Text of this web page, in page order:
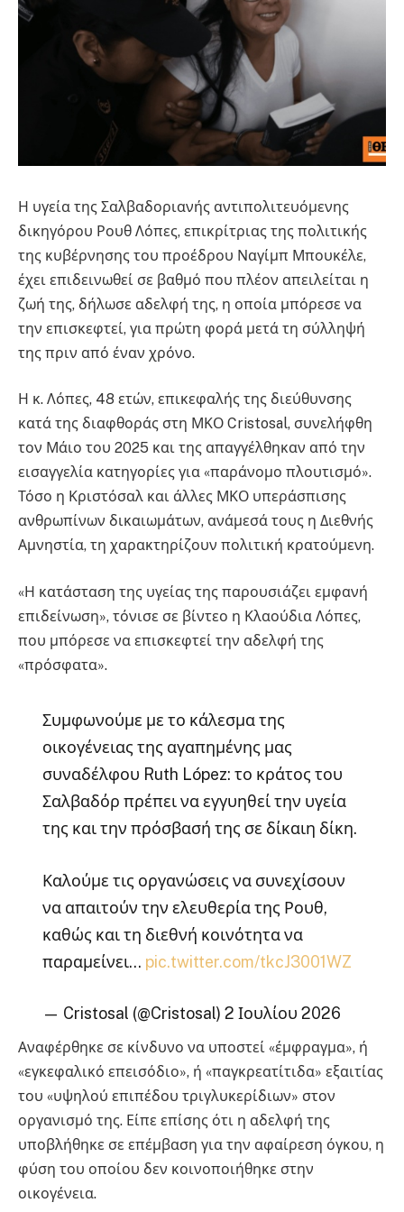
Η υγεία της Σαλβαδοριανής αντιπολιτευόμενης
δικηγόρου Ρουθ Λόπες, επικρίτριας της πολιτικής
της κυβέρνησης του προέδρου Ναγίμπ Μπουκέλε,
έχει επιδεινωθεί σε βαθμό που πλέον απειλείται η
ζωή της, δήλωσε αδελφή της, η οποία μπόρεσε να
την επισκεφτεί, για πρώτη φορά μετά τη σύλληψή
της πριν από έναν χρόνο.
Η κ. Λόπες, 48 ετών, επικεφαλής της διεύθυνσης
κατά της διαφθοράς στη ΜΚΟ Cristosal, συνελήφθη
τον Μάιο του 2025 και της απαγγέλθηκαν από την
εισαγγελία κατηγορίες για «παράνομο πλουτισμό».
Τόσο η Κριστόσαλ και άλλες ΜΚΟ υπεράσπισης
ανθρωπίνων δικαιωμάτων, ανάμεσά τους η Διεθνής
Αμνηστία, τη χαρακτηρίζουν πολιτική κρατούμενη.
«Η κατάσταση της υγείας της παρουσιάζει εμφανή
επιδείνωση», τόνισε σε βίντεο η Κλαούδια Λόπες,
που μπόρεσε να επισκεφτεί την αδελφή της
«πρόσφατα».
Συμφωνούμε με το κάλεσμα της
οικογένειας της αγαπημένης μας
συναδέλφου Ruth López: το κράτος του
Σαλβαδόρ πρέπει να εγγυηθεί την υγεία
της και την πρόσβασή της σε δίκαιη δίκη.
Καλούμε τις οργανώσεις να συνεχίσουν
να απαιτούν την ελευθερία της Ρουθ,
καθώς και τη διεθνή κοινότητα να
παραμείνει… pic.twitter.com/tkcJ3001WZ
— Cristosal (@Cristosal) 2 Ιουλίου 2026
Αναφέρθηκε σε κίνδυνο να υποστεί «έμφραγμα», ή
«εγκεφαλικό επεισόδιο», ή «παγκρεατίτιδα» εξαιτίας
του «υψηλού επιπέδου τριγλυκερίδιων» στον
οργανισμό της. Είπε επίσης ότι η αδελφή της
υποβλήθηκε σε επέμβαση για την αφαίρεση όγκου, η
φύση του οποίου δεν κοινοποιήθηκε στην
οικογένεια.